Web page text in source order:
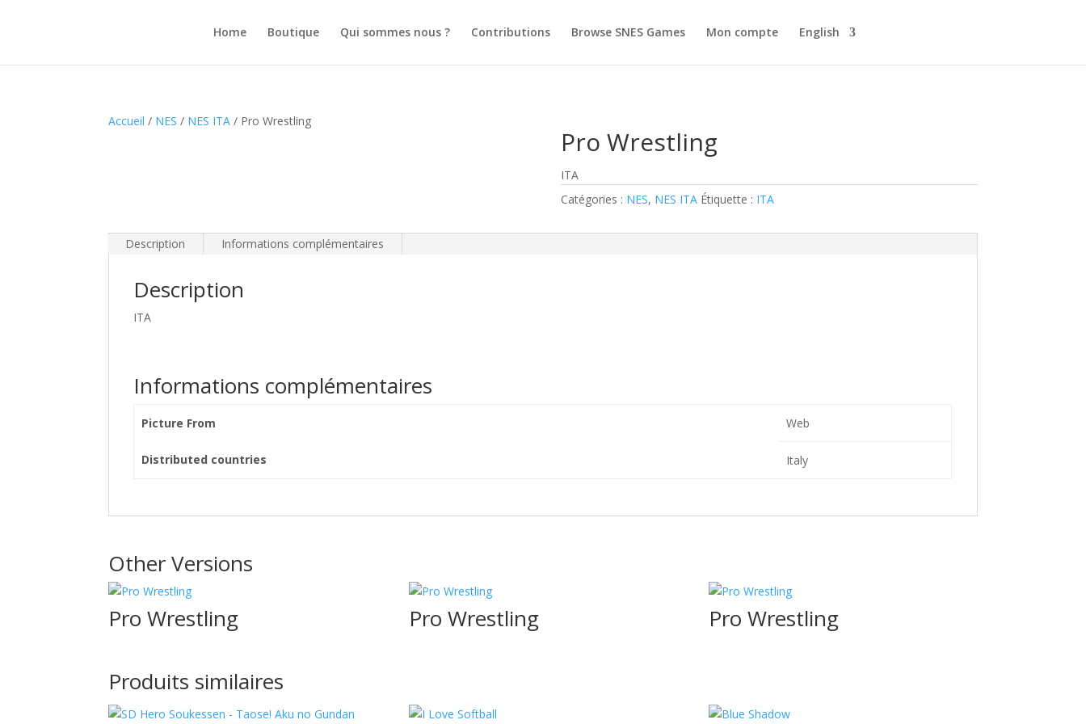
Home Boutique Qui sommes nous ? Contributions Browse SNES Games Mon compte English
Accueil / NES / NES ITA / Pro Wrestling
Pro Wrestling
ITA
Catégories : NES, NES ITA Étiquette : ITA
Description Informations complémentaires
Description
ITA
Informations complémentaires
Picture From Web
Distributed countries Italy
Other Versions
Pro Wrestling
Pro Wrestling Pro Wrestling
Produits similaires